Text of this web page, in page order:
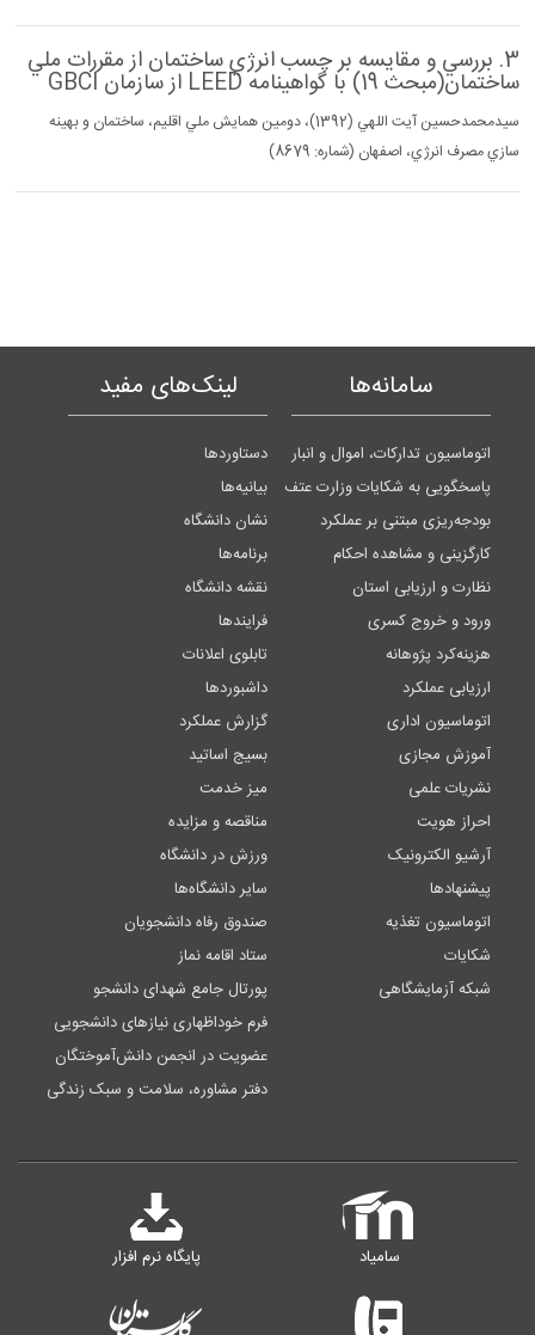
3. بررسي و مقايسه بر چسب انرژي ساختمان از مقررات ملي
ساختمان(مبحث 19) با گواهينامه LEED از سازمان GBCI
سيدمحمدحسين آيت اللهي (1392)، دومين همايش ملي اقليم، ساختمان و بهينه
سازي مصرف انرژي، اصفهان (شماره: 8679)
سامانه‌ها
اتوماسیون تدارکات، اموال و انبار
پاسخگویی به شکایات وزارت عتف
بودجه‌ریزی مبتنی بر عملکرد
کارگزینی و مشاهده احکام
نظارت و ارزیابی استان
ورود و خروج کسری
هزینه‌کرد پژوهانه
ارزیابی عملکرد
اتوماسیون اداری
آموزش مجازی
نشریات علمی
احراز هویت
آرشیو الکترونیک
پیشنهادها
اتوماسیون تغذیه
شکایات
شبکه آزمایشگاهی
لینک‌های مفید
دستاوردها
بیانیه‌ها
نشان دانشگاه
برنامه‌ها
نقشه دانشگاه
فرایندها
تابلوی اعلانات
داشبوردها
گزارش عملکرد
بسیج اساتید
میز خدمت
مناقصه و مزایده
ورزش در دانشگاه
سایر دانشگاه‌ها
صندوق رفاه دانشجویان
ستاد اقامه نماز
پورتال جامع شهدای دانشجو
فرم خوداظهاری نیازهای دانشجویی
عضویت در انجمن دانش‌آموختگان
دفتر مشاوره، سلامت و سبک زندگی
سامیاد پایگاه نرم افزار